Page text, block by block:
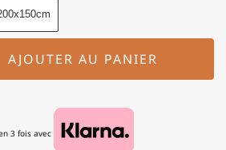
AJOUTER AU PANIER
3 fois avec